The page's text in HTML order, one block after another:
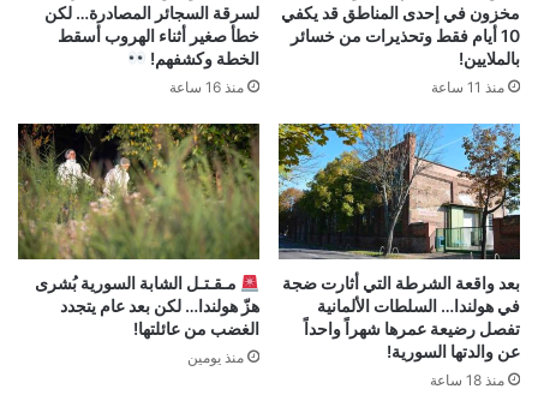
مخزون في إحدى المناطق قد يكفي
10 أيام فقط وتحذيرات من خسائر
بالملايين!
منذ 11 ساعة
لسرقة السجائر المصادرة… لكن
خطأ صغير أثناء الهروب أسقط
الخطة وكشفهم!
منذ 16 ساعة
بعد واقعة الشرطة التي أثارت ضجة
في هولندا… السلطات الألمانية
تفصل رضيعة عمرها شهراً واحداً
عن والدتها السورية!
منذ 18 ساعة
مـقـتـل الشابة السورية بُشرى
هزّ هولندا… لكن بعد عام يتجدد
الغضب من عائلتها!
منذ يومين